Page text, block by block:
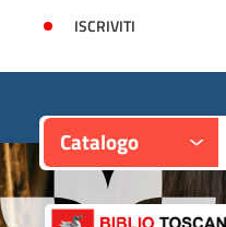
ISCRIVITI
Catalogo